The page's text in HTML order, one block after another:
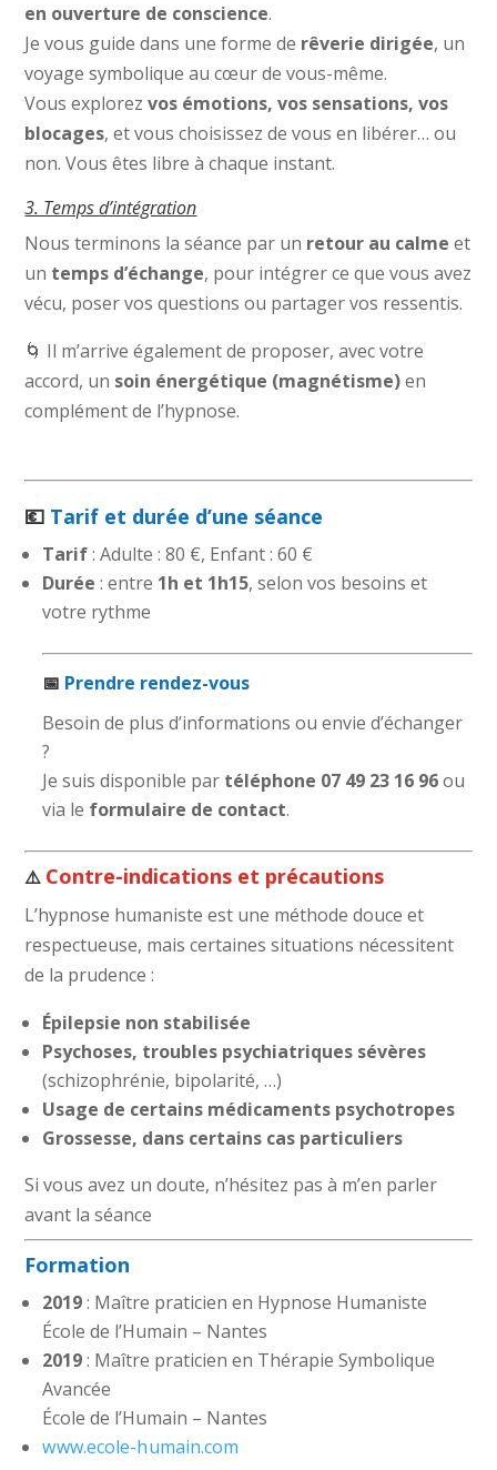
en ouverture de conscience.
Je vous guide dans une forme de rêverie dirigée, un
voyage symbolique au cœur de vous-même.
Vous explorezvos émotions, vos sensations, vos
blocages, et vous choisissez de vous en libérer… ou
non. Vous êtes libre à chaque instant.
3. Temps d’intégration
Nous terminons la séance par un retour au calme et
un temps d’échange, pour intégrer ce que vous avez
vécu, poser vos questions ou partager vos ressentis.
🌀 Il m’arrive également de proposer, avec votre
accord, un soin énergétique (magnétisme)en
complément de l’hypnose.
💶 Tarif et durée d’une séance
Tarif: Adulte : 80 €, Enfant : 60 €
Durée : entre 1h et 1h15, selon vos besoins et
votre rythme
📅 Prendre rendez-vous
Besoin de plus d’informations ou envie d’échanger
?
Je suis disponible par téléphone 07 49 23 16 96ou
via le formulaire de contact.
⚠️ Contre-indications et précautions
L’hypnose humaniste est une méthode douce et
respectueuse, mais certaines situations nécessitent
de la prudence :
Épilepsie non stabilisée
Psychoses, troubles psychiatriques sévères
(schizophrénie, bipolarité, …)
Usage de certains médicaments psychotropes
Grossesse, dans certains cas particuliers
Si vous avez un doute, n’hésitez pas à m’en parler
avant la séance
Formation
2019: Maître praticien en Hypnose Humaniste
École de l’Humain – Nantes
2019: Maître praticien en Thérapie Symbolique
Avancée
École de l’Humain – Nantes
www.ecole-humain.com